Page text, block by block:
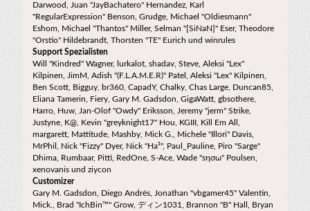
Darwood, Juan "JayBachatero" Hernandez, Karl
"RegularExpression" Benson, Grudge, Michael "Oldiesmann"
Eshom, Michael "Thantos" Miller, Selman "[SiNaN]" Eser, Theodore
"Orstio" Hildebrandt, Thorsten "TE" Eurich und winrules
Support Spezialisten
Will "Kindred" Wagner, lurkalot, shadav, Steve, Aleksi "Lex"
Kilpinen, JimM, Adish "(F.L.A.M.E.R)" Patel, Aleksi "Lex" Kilpinen,
Ben Scott, Bigguy, br360, CapadY, Chalky, Chas Large, Duncan85,
Eliana Tamerin, Fiery, Gary M. Gadsdon, GigaWatt, gbsothere,
Harro, Huw, Jan-Olof "Owdy" Eriksson, Jeremy "jerm" Strike,
Justyne, K@, Kevin "greyknight17" Hou, KGIII, Kill Em All,
margarett, Mattitude, Mashby, Mick G., Michele "Illori" Davis,
MrPhil, Nick "Fizzy" Dyer, Nick "Ha²", Paul_Pauline, Piro "Sarge"
Dhima, Rumbaar, Pitti, RedOne, S-Ace, Wade "sησω" Poulsen,
xenovanis und ziycon
Customizer
Gary M. Gadsdon, Diego Andrés, Jonathan "vbgamer45" Valentin,
Mick., Brad "IchBin™" Grow, ディン1031, Brannon "B" Hall, Bryan